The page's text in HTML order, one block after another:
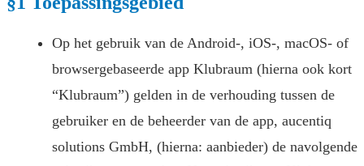
Op het gebruik van de Android-, iOS-, macOS- of
browsergebaseerde app Klubraum (hierna ook kort
“Klubraum”) gelden in de verhouding tussen de
gebruiker en de beheerder van de app, aucentiq
solutions GmbH, (hierna: aanbieder) de navolgende